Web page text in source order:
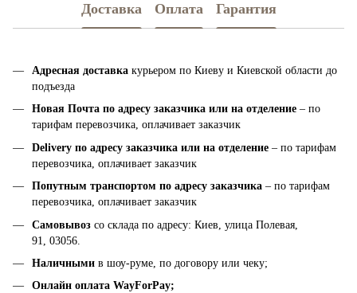
Доставка Оплата Гарантия
Адресная доставка курьером по Киеву и Киевской области до
подъезда
Новая Почта по адресу заказчика или на отделение – по
тарифам перевозчика, оплачивает заказчик
Delivery по адресу заказчика или на отделение – по тарифам
перевозчика, оплачивает заказчик
Попутным транспортом по адресу заказчика – по тарифам
перевозчика, оплачивает заказчик
Самовывоз со склада по адресу: Киев, улица Полевая,
91, 03056.
Наличными в шоу-руме, по договору или чеку;
Онлайн оплата WayForPay;